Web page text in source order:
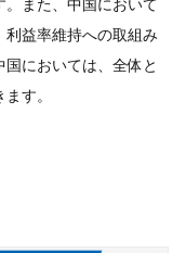
また、中国において
益率維持への取組み
においては、全体と
す。